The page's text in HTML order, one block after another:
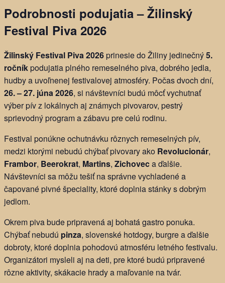
Podrobnosti podujatia –Žilinský
Festival Piva 2026
Žilinský Festival Piva 2026prinesie do Žiliny jedinečný5.
ročníkpodujatia plného remeselného piva, dobrého jedla,
hudby a uvoľnenej festivalovej atmosféry. Počas dvoch dní,
26. – 27. júna 2026, si návštevníci budú môcť vychutnať
výber pív z lokálnych aj známych pivovarov, pestrý
sprievodný program a zábavu pre celú rodinu.
Festival ponúkne ochutnávku rôznych remeselných pív,
medzi ktorými nebudú chýbať pivovary ako Revolucionár,
Frambor, Beerokrat, Martins, Zichoveca ďalšie.
Návštevníci sa môžu tešiť na správne vychladené a
čapované pivné špeciality, ktoré doplnia stánky s dobrým
jedlom.
Okrem piva bude pripravená aj bohatá gastro ponuka.
Chýbať nebudú pinza, slovenské hotdogy, burgre a ďalšie
dobroty, ktoré doplnia pohodovú atmosféru letného festivalu.
Organizátori mysleli aj na deti, pre ktoré budú pripravené
rôzne aktivity, skákacie hrady a maľovanie na tvár.